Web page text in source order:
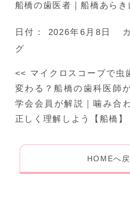
船橋の歯医者｜船橋あらき
日付： 2026年6月8日 カ
グ
<< マイクロスコープで虫
変わる？船橋の歯科医師
学会会員が解説｜噛み合
正しく理解しよう【船橋
HOMEへ